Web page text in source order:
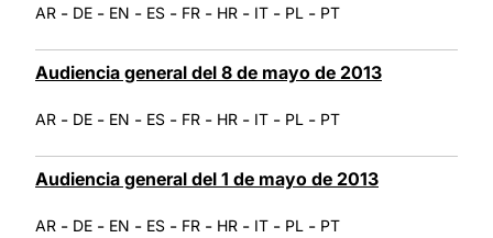
AR - DE - EN - ES - FR - HR - IT - PL - PT
Audiencia general del 8 de mayo de 2013
AR - DE - EN - ES - FR - HR - IT - PL - PT
Audiencia general del 1 de mayo de 2013
AR - DE - EN - ES - FR - HR - IT - PL - PT